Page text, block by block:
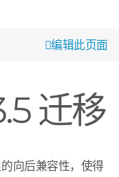
编辑此页面
迁移
向后兼容性，使得